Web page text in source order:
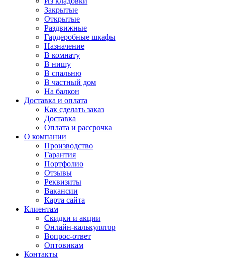
Закрытые
Открытые
Раздвижные
Гардеробные шкафы
Назначение
В комнату
В нишу
В спальню
В частный дом
На балкон
Доставка и оплата
Как сделать заказ
Доставка
Оплата и рассрочка
О компании
Производство
Гарантия
Портфолио
Отзывы
Реквизиты
Вакансии
Карта сайта
Клиентам
Скидки и акции
Онлайн-калькулятор
Вопрос-ответ
Оптовикам
Контакты